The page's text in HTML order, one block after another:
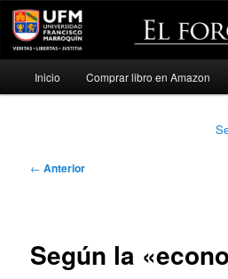
Ir
Inicio Comprar libro en Amazon
Navegación
← Anterior
Según la